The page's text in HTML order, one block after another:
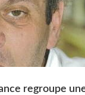
regroupe